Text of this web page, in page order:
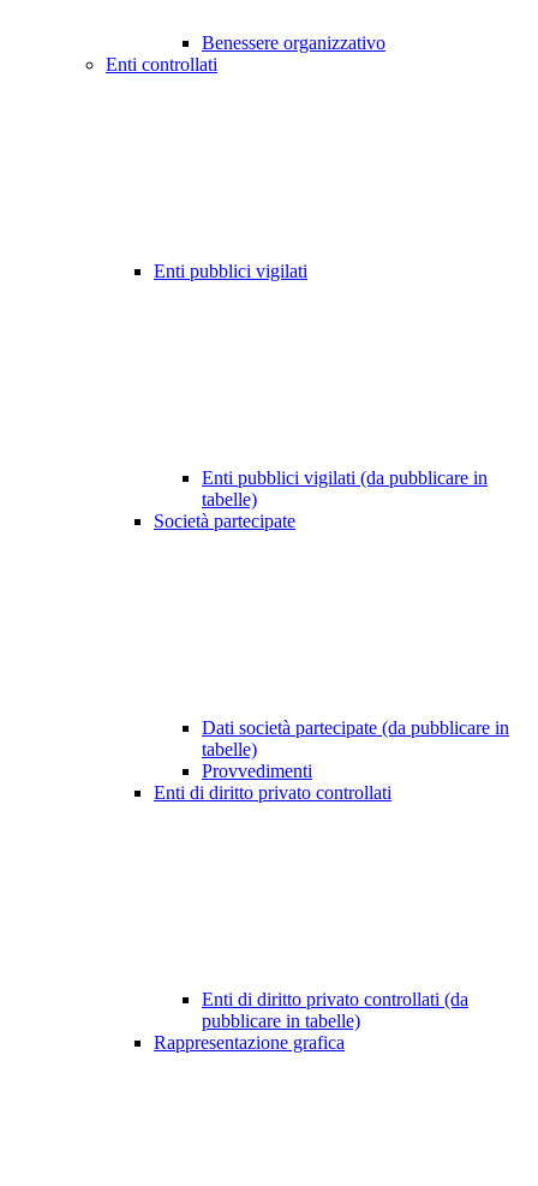
Benessere organizzativo
Enti controllati
Enti pubblici vigilati
Enti pubblici vigilati (da pubblicare in
tabelle)
Società partecipate
Dati società partecipate (da pubblicare in
tabelle)
Provvedimenti
Enti di diritto privato controllati
Enti di diritto privato controllati (da
pubblicare in tabelle)
Rappresentazione grafica